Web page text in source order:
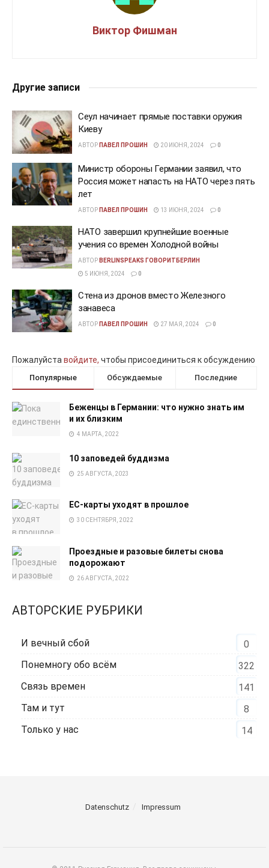
Виктор Фишман
Другие записи
Сеул начинает прямые поставки оружия
Киеву
АВТОР ПАВЕЛ ПРОШИН 20 ИЮНЯ, 2024 0
Министр обороны Германии заявил, что
Россия может напасть на НАТО через пять
лет
АВТОР ПАВЕЛ ПРОШИН 13 ИЮНЯ, 2024 0
НАТО завершил крупнейшие военные
учения со времен Холодной войны
АВТОР BERLINSPEAKS ГОВОРИТБЕРЛИН
5 ИЮНЯ, 2024
0
Стена из дронов вместо Железного
занавеса
АВТОР ПАВЕЛ ПРОШИН 27 МАЯ, 2024 0
Пожалуйставойдите, чтобы присоединиться к обсуждению
Популярные Обсуждаемые Последние
Беженцы в Германии: что нужно знать им
и их близким
4 МАРТА, 2022
10 заповедей буддизма
25 АВГУСТА, 2023
EC-карты уходят в прошлое
30 СЕНТЯБРЯ, 2022
Проездные и разовые билеты снова
подорожают
26 АВГУСТА, 2022
АВТОРСКИЕ РУБРИКИ
И вечный сбой
0
Понемногу обо всём
322
Связь времен
141
Там и тут
8
Только у нас
14
Datenschutz Impressum